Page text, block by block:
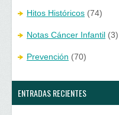
Hitos Históricos (74)
Notas Cáncer Infantil (3)
Prevención (70)
ENTRADAS RECIENTES